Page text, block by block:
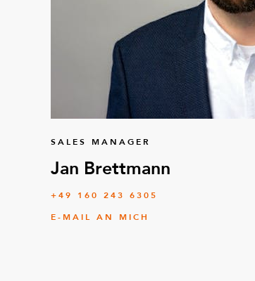
SALES MANAGER
Jan Brettmann
+49 160 243 6305
E-MAIL AN MICH